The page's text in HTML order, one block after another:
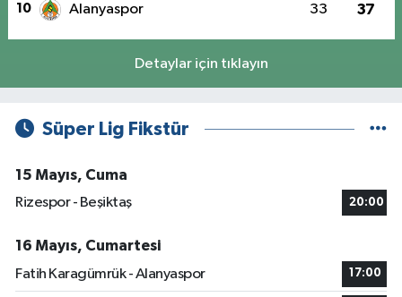
10 Alanyaspor 33 37
Detaylar için tıklayın
Süper Lig Fikstür
15 Mayıs, Cuma
Rizespor - Beşiktaş
20:00
16 Mayıs, Cumartesi
Fatih Karagümrük - Alanyaspor
17:00